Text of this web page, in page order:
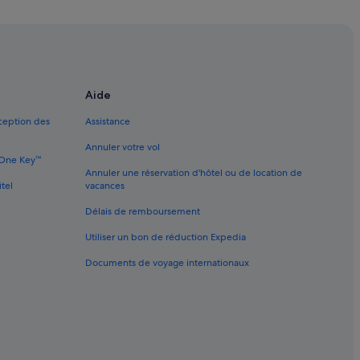
adultes
des
Key™
Aide
Assistance
Annuler votre vol
Annuler une réservation d'hôtel ou de location de
vacances
Délais de remboursement
Utiliser un bon de réduction Expedia
Documents de voyage internationaux